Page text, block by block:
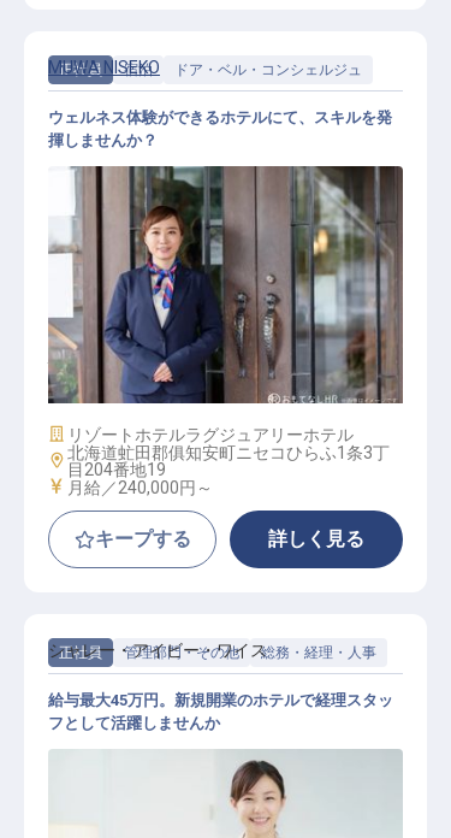
正社員 宿泊 ドア・ベル・コンシェルジュ
バトラー（執事）
MUWA NISEKO
ウェルネス体験ができるホテルにて、スキルを発
揮しませんか？
施設業態
リゾートホテルラグジュアリーホテル
勤務地
北海道虻田郡俱知安町ニセコひらふ1条3丁
目204番地19
給与
月給／240,000円～
キープする 詳しく見る
正社員 管理部門・その他 総務・経理・人事
シャレー・アイビー・ワイス
給与最大45万円。新規開業のホテルで経理スタッ
フとして活躍しませんか